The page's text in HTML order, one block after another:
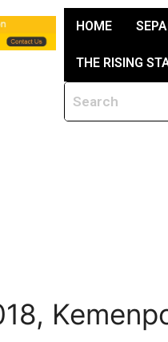
HOME
THE RISING